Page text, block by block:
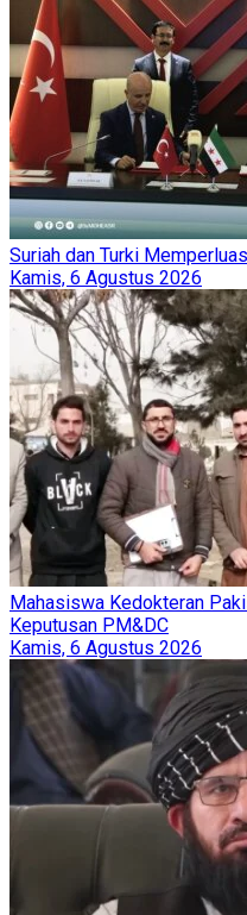
Suriah dan Turki
Kamis, 6 Agustus 2026
Mahasiswa Kedokteran
Keputusan PM&DC
Kamis, 6 Agustus 2026